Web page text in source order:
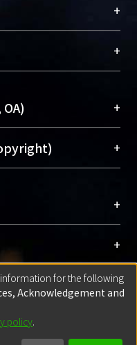
永久珍藏及向國際
能量，圖書館整合
AH）不同功能平
。期能整合研
researcher
integrates the
with “Academic
+
Library)
+
+
資訊取用性的社會運
研究著作公開供使
展、提升研究影響
解OA）
+
所有，或由第三方贊
權所有者及第三方同
is your
the right to
，可使用
+
+
心帳號登入
ORCID)
+
以ID匯入
for the following
Acknowledgement and
policy.